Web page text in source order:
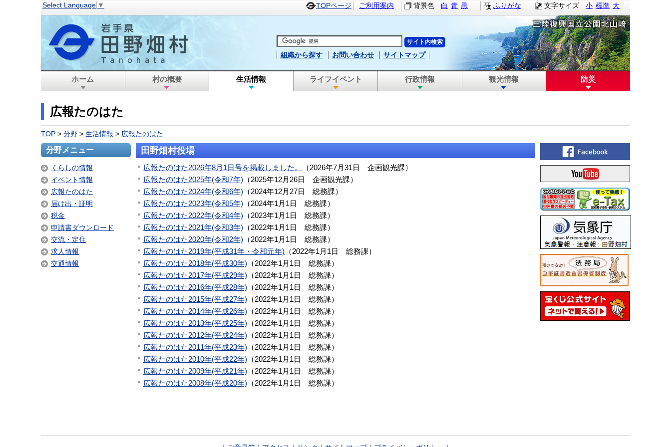
文字サイズ 小 標準 大
Select Language ▼ TOPページ ご利用案内 背景色 白 青 黒 ふりがな
組織から探す お問い合わせ サイトマップ
ホーム 村の概要 生活情報 ライフイベント 行政情報 観光情報 防災
広報たのはた
TOP > 分野 > 生活情報 > 広報たのはた
田野畑村役場
広報たのはた2026年8月1日号を掲載しました。 （2026年7月31日 企画観光課）
広報たのはた2025年(令和7年) （2025年12月26日 企画観光課）
広報たのはた2024年(令和6年) （2024年12月27日 総務課）
広報たのはた2023年(令和5年) （2024年1月1日 総務課）
広報たのはた2022年(令和4年) （2023年1月1日 総務課）
広報たのはた2021年(令和3年) （2022年1月1日 総務課）
広報たのはた2020年(令和2年) （2022年1月1日 総務課）
広報たのはた2019年(平成31年・令和元年) （2022年1月1日 総務課）
広報たのはた2018年(平成30年) （2022年1月1日 総務課）
広報たのはた2017年(平成29年) （2022年1月1日 総務課）
広報たのはた2016年(平成28年) （2022年1月1日 総務課）
広報たのはた2015年(平成27年) （2022年1月1日 総務課）
広報たのはた2014年(平成26年) （2022年1月1日 総務課）
広報たのはた2013年(平成25年) （2022年1月1日 総務課）
広報たのはた2012年(平成24年) （2022年1月1日 総務課）
広報たのはた2011年(平成23年) （2022年1月1日 総務課）
広報たのはた2010年(平成22年) （2022年1月1日 総務課）
広報たのはた2009年(平成21年) （2022年1月1日 総務課）
広報たのはた2008年(平成20年) （2022年1月1日 総務課）
分野メニュー
くらしの情報
イベント情報
広報たのはた
届け出・証明
税金
申請書ダウンロード
交流・定住
求人情報
交通情報